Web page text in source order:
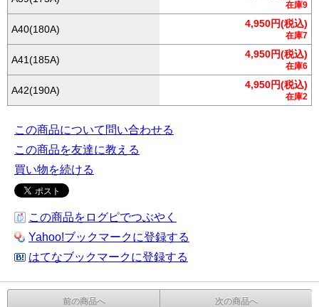
在庫9
A40(180A) 4,950円(税込)
在庫7
A41(185A) 4,950円(税込)
在庫6
A42(190A) 4,950円(税込)
在庫2
この商品について問い合わせる
この商品を友達に教える
買い物を続ける
この商品をログピでつぶやく
Yahoo!ブックマークに登録する
はてなブックマークに登録する
前の商品へ 次の商品へ